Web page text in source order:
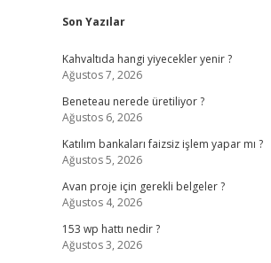
Sidebar
Son Yazılar
Kahvaltıda hangi yiyecekler yenir ?
Ağustos 7, 2026
Beneteau nerede üretiliyor ?
Ağustos 6, 2026
Katılım bankaları faizsiz işlem yapar mı ?
Ağustos 5, 2026
Avan proje için gerekli belgeler ?
Ağustos 4, 2026
153 wp hattı nedir ?
Ağustos 3, 2026
https://hiltonbet-giris.com/